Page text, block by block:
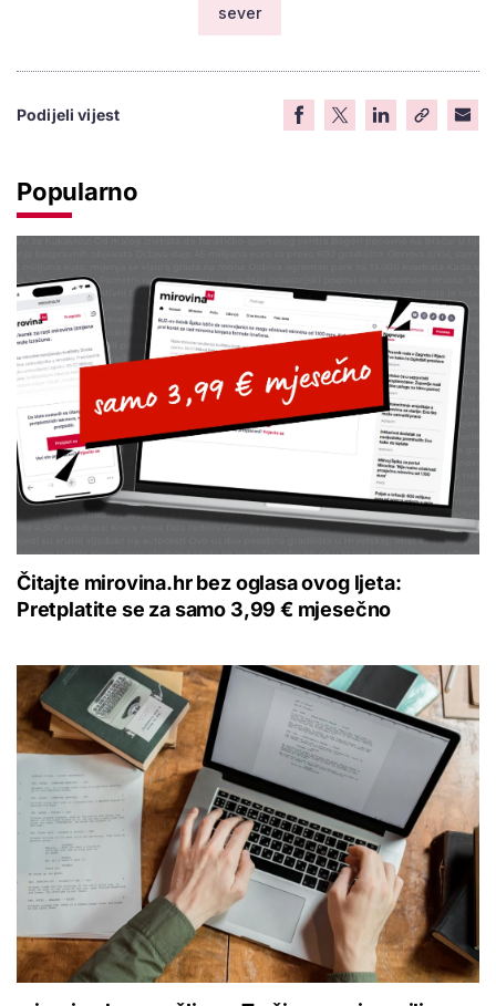
sever
Podijeli vijest
Popularno
Čitajte mirovina.hr bez oglasa ovog ljeta:
Pretplatite se za samo 3,99 € mjesečno